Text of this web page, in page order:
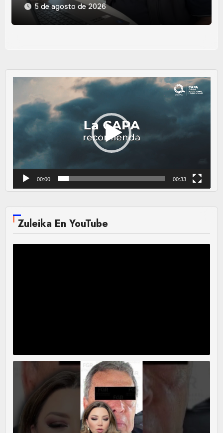
5 de agosto de 2026
Reproductor
vídeo
00:00 00:33
Zuleika En YouTube